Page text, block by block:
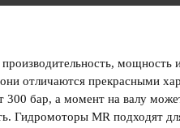
отличаются прекрасными
бар, а момент на валу
Гидромоторы MR подходят